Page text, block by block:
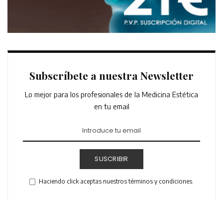
Subscríbete a nuestra Newsletter
Lo mejor para los profesionales de la Medicina Estética
en tu email
SUSCRIBIR
Haciendo click aceptas nuestros términos y condiciones.